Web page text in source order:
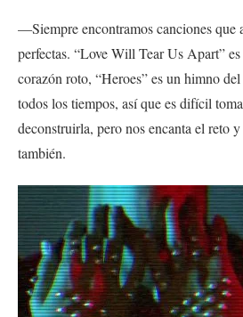
—Siempre encontramos canciones que
perfectas. “Love Will Tear Us Apart”
corazón roto, “Heroes” es un himno
todos los tiempos, así que es difícil
deconstruirla, pero nos encanta el reto
también.